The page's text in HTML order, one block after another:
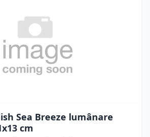
Sea Breeze lumânare
cm